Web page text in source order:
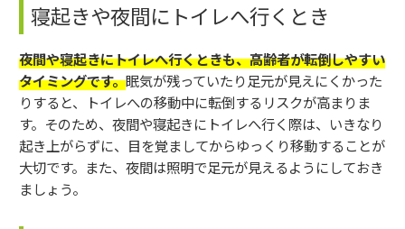
寝起きや夜間にトイレへ行くとき
夜間や寝起きにトイレへ行くときも、高齢者が転倒しやすい
タイミングです。眠気が残っていたり足元が見えにくかった
りすると、トイレへの移動中に転倒するリスクが高まりま
す。そのため、夜間や寝起きにトイレへ行く際は、いきなり
起き上がらずに、目を覚ましてからゆっくり移動することが
大切です。また、夜間は照明で足元が見えるようにしておき
ましょう。